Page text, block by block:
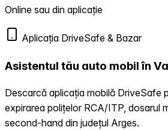
Online sau din aplicație
Aplicația DriveSafe & Bazar
Asistentul tău auto mobil în
Descarcă aplicația mobilă DriveSafe
expirarea polițelor RCA/ITP, dosarul
second-hand din județul Arges.